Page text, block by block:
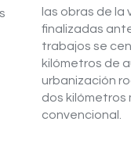
las obras de
finalizadas
trabajos se
kilómetros de
urbanización
dos kilómetros
convencional.